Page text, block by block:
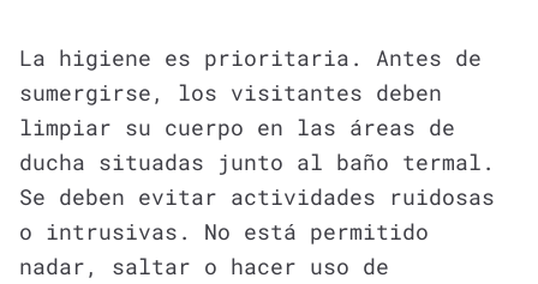
La higiene es prioritaria. Antes de
sumergirse, los visitantes deben
limpiar su cuerpo en las áreas de
ducha situadas junto al baño termal.
Se deben evitar actividades ruidosas
o intrusivas. No está permitido
nadar, saltar o hacer uso de